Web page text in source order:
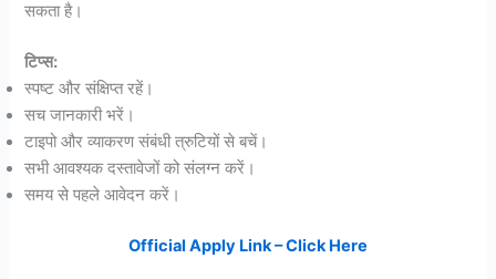
सकता है।
टिप्स:
स्पष्ट और संक्षिप्त रहें।
सच जानकारी भरें।
टाइपो और व्याकरण संबंधी त्रुटियों से बचें।
सभी आवश्यक दस्तावेजों को संलग्न करें।
समय से पहले आवेदन करें।
Official Apply Link – Click Here